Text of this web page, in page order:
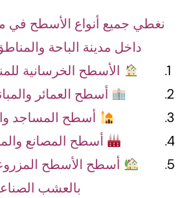
نغطي جميع أنواع الأسطح في
داخل مدينة الباحة
الأسطح الخرسانية
أسطح العمائر
أسطح المساجد
أسطح المصانع
أسطح الأسطح
بالعشب